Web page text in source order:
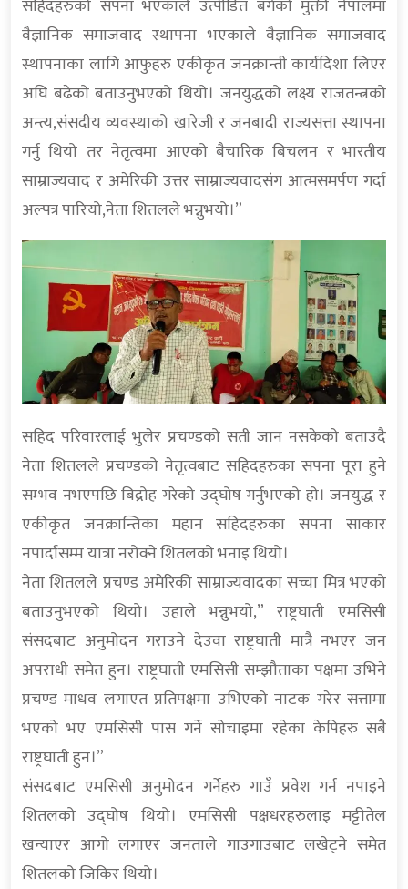
सहिदहरुको सपना भएकाले उत्पीडित बर्गको मुक्ती नेपालमा
वैज्ञानिक समाजवाद स्थापना भएकाले वैज्ञानिक समाजवाद
स्थापनाका लागि आफुहरु एकीकृत जनक्रान्ती कार्यदिशा लिएर
अघि बढेको बताउनुभएको थियो। जनयुद्धको लक्ष्य राजतन्त्रको
अन्त्य,संसदीय व्यवस्थाको खारेजी र जनबादी राज्यसत्ता स्थापना
गर्नु थियो तर नेतृत्वमा आएको बैचारिक बिचलन र भारतीय
साम्राज्यवाद र अमेरिकी उत्तर साम्राज्यवादसंग आत्मसमर्पण गर्दा
अल्पत्र पारियो,नेता शितलले भन्नुभयो।”
सहिद परिवारलाई भुलेर प्रचण्डको सती जान नसकेको बताउदै
नेता शितलले प्रचण्डको नेतृत्वबाट सहिदहरुका सपना पूरा हुने
सम्भव नभएपछि बिद्रोह गरेको उद्घोष गर्नुभएको हो। जनयुद्ध र
एकीकृत जनक्रान्तिका महान सहिदहरुका सपना साकार
नपार्दासम्म यात्रा नरोक्ने शितलको भनाइ थियो।
नेता शितलले प्रचण्ड अमेरिकी साम्राज्यवादका सच्चा मित्र भएको
बताउनुभएको थियो। उहाले भन्नुभयो,” राष्ट्रघाती एमसिसी
संसदबाट अनुमोदन गराउने देउवा राष्ट्रघाती मात्रै नभएर जन
अपराधी समेत हुन। राष्ट्रघाती एमसिसी सम्झौताका पक्षमा उभिने
प्रचण्ड माधव लगाएत प्रतिपक्षमा उभिएको नाटक गरेर सत्तामा
भएको भए एमसिसी पास गर्ने सोचाइमा रहेका केपिहरु सबै
राष्ट्रघाती हुन।”
संसदबाट एमसिसी अनुमोदन गर्नेहरु गाउँ प्रवेश गर्न नपाइने
शितलको उद्घोष थियो। एमसिसी पक्षधरहरुलाइ मट्टीतेल
खन्याएर आगो लगाएर जनताले गाउगाउबाट लखेट्ने समेत
शितलको जिकिर थियो।